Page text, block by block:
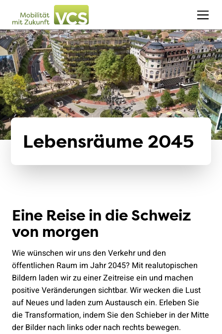
Lebensräume 2045
Eine Reise in die Schweiz
von morgen
Wie wünschen wir uns den Verkehr und den
öffentlichen Raum im Jahr 2045? Mit realutopischen
Bildern laden wir zu einer Zeitreise ein und machen
positive Veränderungen sichtbar. Wir wecken die Lust
auf Neues und laden zum Austausch ein. Erleben Sie
die Transformation, indem Sie den Schieber in der Mitte
der Bilder nach links oder nach rechts bewegen.